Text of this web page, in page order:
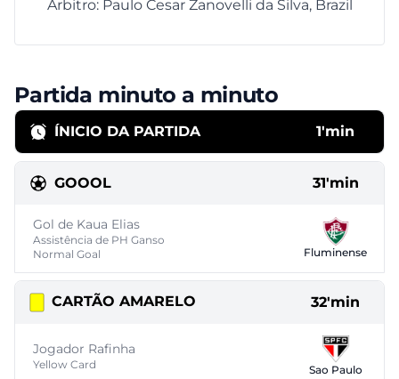
Árbitro: Paulo Cesar Zanovelli da Silva, Brazil
Partida minuto a minuto
ÍNICIO DA PARTIDA 1'min
GOOOL 31'min
Gol de Kaua Elias
Assistência de PH Ganso
Normal Goal
Fluminense
CARTÃO AMARELO 32'min
Jogador Rafinha
Yellow Card Sao Paulo